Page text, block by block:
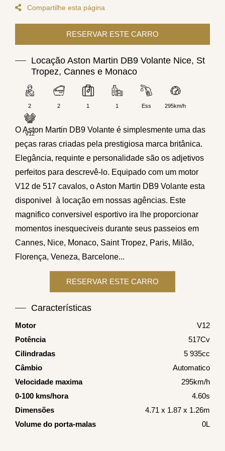
Compartilhe esta página
Locação Aston Martin DB9 Volante Nice, St
Tropez, Cannes e Monaco
2 2 1 1 Ess 295km/h
V12
O Aston Martin DB9 Volante é simplesmente uma das
peças raras criadas pela prestigiosa marca britânica.
Elegância, requinte e personalidade são os adjetivos
perfeitos para descrevê-lo. Equipado com um motor
V12 de 517 cavalos, o Aston Martin DB9 Volante esta
disponivel à locação em nossas agências. Este
magnifico conversivel esportivo ira lhe proporcionar
momentos inesqueciveis durante seus passeios em
Cannes, Nice, Monaco, Saint Tropez, Paris, Milão,
Florença, Veneza, Barcelone...
Características
Motor
V12
Potência
517Cv
Cilindradas
5 935cc
Câmbio
Automatico
Velocidade maxima
295km/h
0-100 kms/hora
4.60s
Dimensões
4.71 x 1.87 x 1.26m
Volume do porta-malas
0L